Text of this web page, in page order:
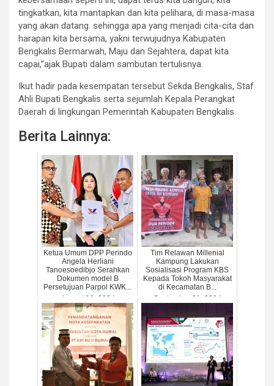
tingkatkan, kita mantapkan dan kita pelihara, di masa-masa
yang akan datang. sehingga apa yang menjadi cita-cita dan
harapan kita bersama, yakni terwujudnya Kabupaten
Bengkalis Bermarwah, Maju dan Sejahtera, dapat kita
capai,”ajak Bupati dalam sambutan tertulisnya.
Ikut hadir pada kesempatan tersebut Sekda Bengkalis, Staf
Ahli Bupati Bengkalis serta sejumlah Kepala Perangkat
Daerah di lingkungan Pemerintah Kabupaten Bengkalis.
Berita Lainnya:
Ketua Umum DPP Perindo
Angela Herliani
Tanoesoedibjo Serahkan
Dokumen model B
Persetujuan Parpol KWK...
August 19, 2024
Tim Relawan Millenial
Kampung Lakukan
Sosialisasi Program KBS
Kepada Tokoh Masyarakat
di Kecamatan B...
September 21, 2024